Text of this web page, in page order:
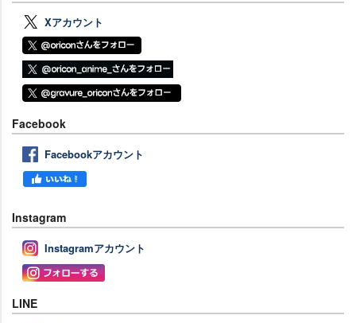
Xアカウント
Facebook
Facebookアカウント
Instagram
Instagramアカウント
LINE